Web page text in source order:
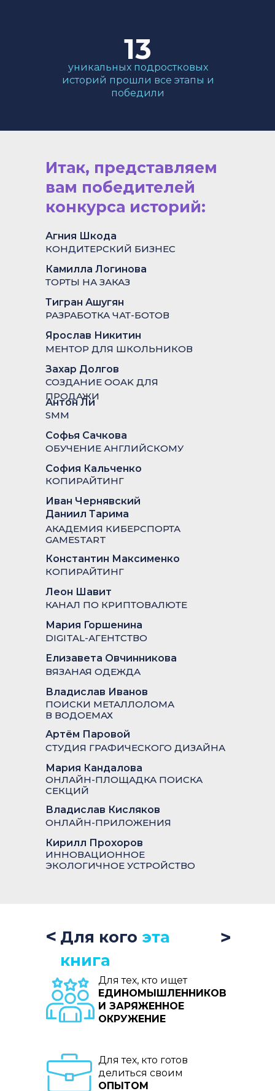
уникальных подростковых
историй прошли все этапы и
победили
13
Агния Шкода
КОНДИТЕРСКИЙ БИЗНЕС
Камилла Логинова
ТОРТЫ НА ЗАКАЗ
Тигран Ашугян
РАЗРАБОТКА ЧАТ-БОТОВ
Ярослав Никитин
МЕНТОР ДЛЯ ШКОЛЬНИКОВ
Захар Долгов
СОЗДАНИЕ OOAK ДЛЯ
ПРОДАЖИ
Антон Ли
SMM
Софья Сачкова
ОБУЧЕНИЕ АНГЛИЙСКОМУ
София Кальченко
КОПИРАЙТИНГ
Иван Чернявский
Даниил Тарима
АКАДЕМИЯ КИБЕРСПОРТА
GAMESTART
Константин Максименко
КОПИРАЙТИНГ
Леон Шавит
КАНАЛ ПО КРИПТОВАЛЮТЕ
Мария Горшенина
DIGITAL-АГЕНТСТВО
Елизавета Овчинникова
ВЯЗАНАЯ ОДЕЖДА
Владислав Иванов
ПОИСКИ МЕТАЛЛОЛОМА
В ВОДОЕМАХ
Артём Паровой
СТУДИЯ ГРАФИЧЕСКОГО ДИЗАЙНА
Мария Кандалова
ОНЛАЙН-ПЛОЩАДКА ПОИСКА
СЕКЦИЙ
Владислав Кисляков
ОНЛАЙН-ПРИЛОЖЕНИЯ
Кирилл Прохоров
ИННОВАЦИОННОЕ
ЭКОЛОГИЧНОЕ УСТРОЙСТВО
Итак, представляем
вам победителей
конкурса историй:
Для кого эта
книга
< <
Для тех, кто ищет
ЕДИНОМЫШЛЕННИКОВ
И ЗАРЯЖЕННОЕ
ОКРУЖЕНИЕ
Для тех, кто готов
делиться своим
ОПЫТОМ